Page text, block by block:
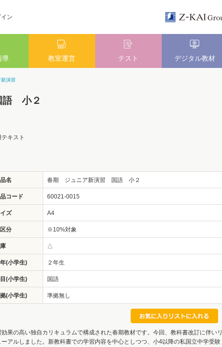
イン
導 教室運営 テスト デジタル教材
演習
語 小２
キスト
名 春期 ジュニア新演習 国語 小２
コード 60021-0015
ズ A4
分 ※10%対象
△
(小学生) ２年生
(小学生) 国語
(小学生) 準拠無し
効果の高い独自カリキュラムで構成された春期教材です。今回、教科書改訂に伴いリ
ーアルしました。新教科書での学習内容を中心としつつ、小4以降の私国立中学受験